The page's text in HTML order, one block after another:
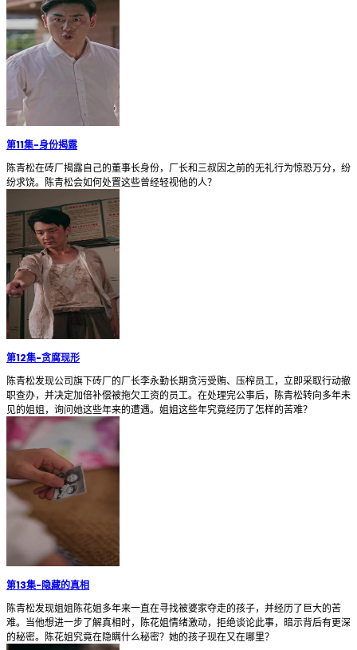
第11集-身份揭露
陈青松在砖厂揭露自己的董事长身份，厂长和三叔因之前的无礼行为惊恐万分，纷
纷求饶。陈青松会如何处置这些曾经轻视他的人？
第12集-贪腐现形
陈青松发现公司旗下砖厂的厂长李永勤长期贪污受贿、压榨员工，立即采取行动撤
职查办，并决定加倍补偿被拖欠工资的员工。在处理完公事后，陈青松转向多年未
见的姐姐，询问她这些年来的遭遇。姐姐这些年究竟经历了怎样的苦难？
第13集-隐藏的真相
陈青松发现姐姐陈花姐多年来一直在寻找被婆家夺走的孩子，并经历了巨大的苦
难。当他想进一步了解真相时，陈花姐情绪激动，拒绝谈论此事，暗示背后有更深
的秘密。陈花姐究竟在隐瞒什么秘密？她的孩子现在又在哪里？